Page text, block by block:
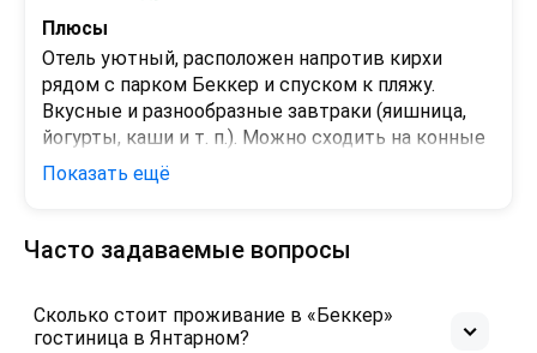
Плюсы
Отель уютный, расположен напротив кирхи
рядом с парком Беккер и спуском к пляжу.
Вкусные и разнообразные завтраки (яишница,
йогурты, каши и т. п.). Можно сходить на конные
уроки за небольшие деньги.
здание), вай-фай до моего номера не добивал.
тащить по такой лестнице то еще удовольствие.
Показать ещё
Часто задаваемые вопросы
Сколько стоит проживание в «Беккер»
гостиница в Янтарном?